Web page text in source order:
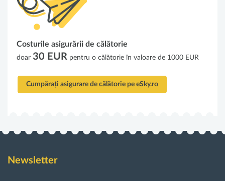
Costurile asigurării de călătorie
doar 30 EUR pentru o călătorie în valoare de 1000 EUR
Cumpărați asigurare de călătorie pe eSky.ro
Newsletter